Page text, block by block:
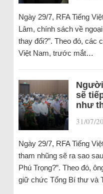
Ngày 29/7, RFA Tiếng
Lâm, chính sách về
thay đổi?”. Theo đó, các
Việt Nam, trước mắt…
sẽ
như
31/07/
Ngày 29/7, RFA Tiếng
tham nhũng sẽ ra sao
Phú Trọng?”. Theo đó,
giữ chức Tổng Bí thư và